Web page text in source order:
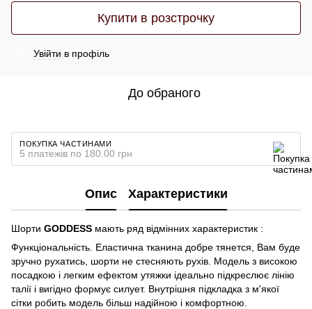
Купити в розстрочку
Увійти в профіль
До обраного
ПОКУПКА ЧАСТИНАМИ
5 платежів по 180.00 грн
Опис Характеристики
Шорти GODDESS мають ряд відмінних характеристик :
Функціональність. Еластична тканина добре тянется, Вам буде
зручно рухатись, шорти не стесняють рухів. Модель з високою
посадкою і легким ефектом утяжки ідеально підкреслює лінію
талії і вигідно формує силует. Внутрішня підкладка з м'якої
сітки робить модель більш надійною і комфортною.